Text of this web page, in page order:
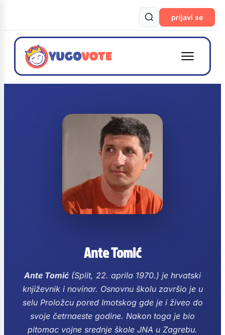
prijavi se
Ante Tomić
Ante Tomić (Split, 22. aprila 1970.) je hrvatski
književnik i novinar. Osnovnu školu završio je u
selu Proložcu pored Imotskog gde je i živeo do
svoje četrnaeste godine. Nakon toga je bio
pitomac vojne srednje škole JNA u Zagrebu.